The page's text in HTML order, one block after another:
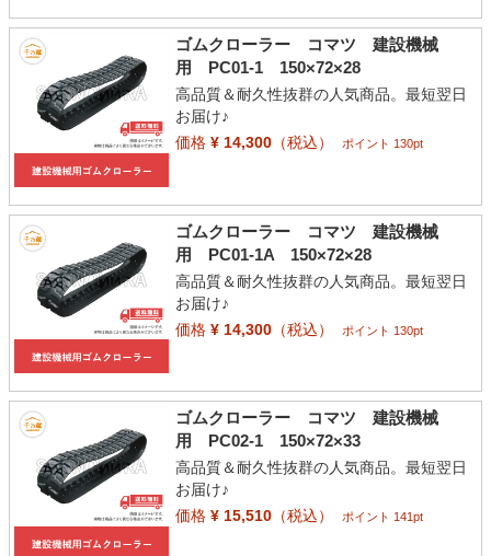
ゴムクローラー コマツ 建設機械
用 PC01-1 150×72×28
高品質＆耐久性抜群の人気商品。最短翌日
お届け♪
価格¥ 14,300（税込） ポイント 130pt
ゴムクローラー コマツ 建設機械
用 PC01-1A 150×72×28
高品質＆耐久性抜群の人気商品。最短翌日
お届け♪
価格¥ 14,300（税込） ポイント 130pt
ゴムクローラー コマツ 建設機械
用 PC02-1 150×72×33
高品質＆耐久性抜群の人気商品。最短翌日
お届け♪
価格¥ 15,510（税込） ポイント 141pt